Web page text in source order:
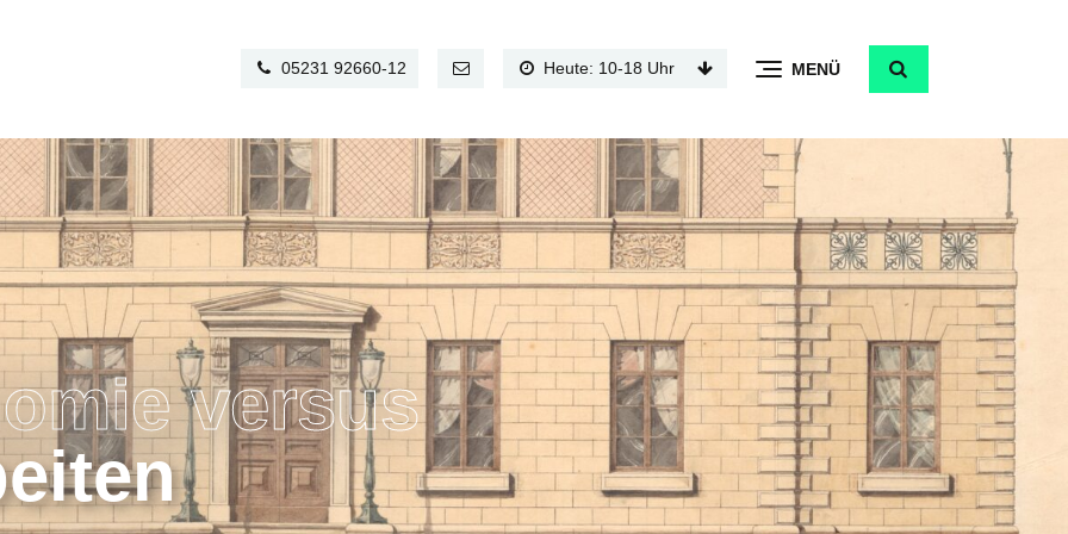
05231 92660-12 Heute: 10-18 Uhr MENÜ
versus